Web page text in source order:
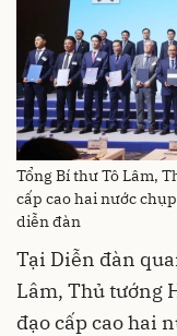
Tổng Bí thư Tô Lâm,
cấp cao hai nước
diễn đàn
Tại Diễn đàn
Lâm, Thủ tướng
đạo cấp cao hai